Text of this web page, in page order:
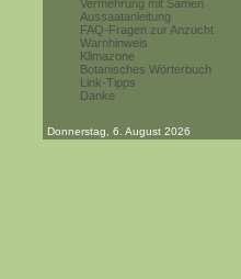
Vermehrung mit Samen
Aussaatanleitung
FAQ-Fragen zur Anzucht
Warnhinweis
Klimazone
Botanisches Wörterbuch
Link-Tipps
Danke
Donnerstag, 6. August 2026